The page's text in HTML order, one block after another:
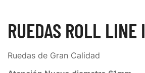
RUEDAS ROLL LINE
Ruedas de Gran Calidad